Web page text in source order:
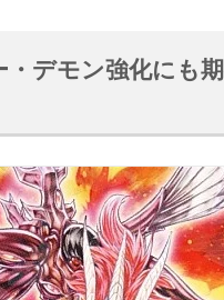
・デモン強化にも